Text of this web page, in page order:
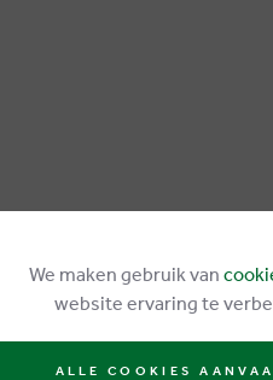
We maken gebruik van
website ervaring te
ALLE COOKIES